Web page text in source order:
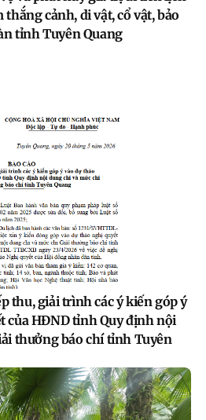
cảnh, di vật, cổ vật, bảo
tỉnh Tuyên Quang
thu, giải trình các ý kiến góp ý
của HĐND tỉnh Quy định nội
thưởng báo chí tỉnh Tuyên